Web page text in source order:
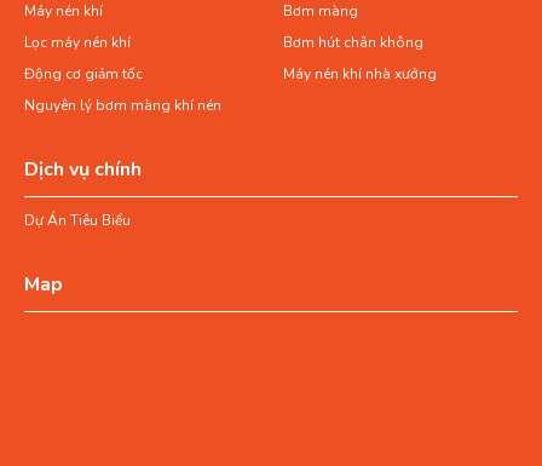
Máy nén khí
Bơm màng
Lọc máy nén khí
Bơm hút chân không
Động cơ giảm tốc
Máy nén khí nhà xưởng
Nguyên lý bơm màng khí nén
Dịch vụ chính
Dự Án Tiêu Biểu
Map